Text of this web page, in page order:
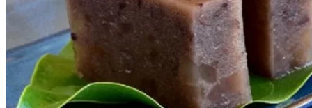
Cách Làm Bánh Flan
Cách Làm Bánh Bao
Cách Làm Bánh Bông Lan
Cách Làm Bánh Su Kem
Cách làm bánh CupCake
Cách Làm Bánh Pizza
Cách làm bánh chay
Cách Làm Kẹo – Mứt
Video